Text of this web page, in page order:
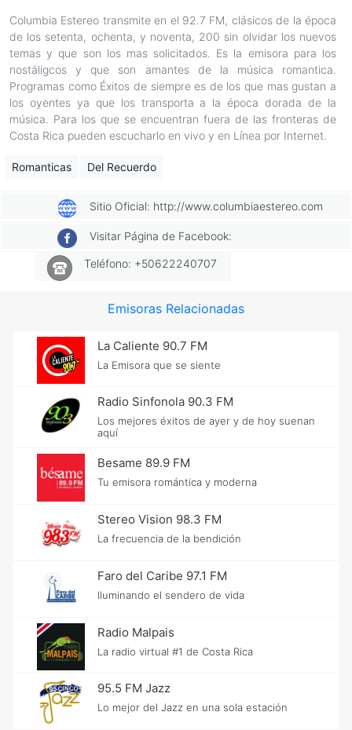
Columbia Estereo transmite en el 92.7 FM, clásicos de la época
de los setenta, ochenta, y noventa, 200 sin olvidar los nuevos
temas y que son los mas solicitados. Es la emisora para los
nostáligcos y que son amantes de la música romantica.
Programas como Éxitos de siempre es de los que mas gustan a
los oyentes ya que los transporta a la época dorada de la
música. Para los que se encuentran fuera de las fronteras de
Costa Rica pueden escucharlo en vivo y en Línea por Internet.
Romanticas Del Recuerdo
Sitio Oficial: http://www.columbiaestereo.com
Visitar Página de Facebook:
Teléfono: +50622240707
Emisoras Relacionadas
La Caliente 90.7 FM
La Emisora que se siente
Radio Sinfonola 90.3 FM
Los mejores éxitos de ayer y de hoy suenan
aquí
Besame 89.9 FM
Tu emisora romántica y moderna
Stereo Vision 98.3 FM
La frecuencia de la bendición
Faro del Caribe 97.1 FM
Iluminando el sendero de vida
Radio Malpai­s
La radio virtual #1 de Costa Rica
95.5 FM Jazz
Lo mejor del Jazz en una sola estación